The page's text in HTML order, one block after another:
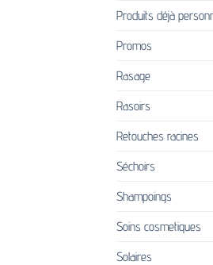
Produits déjà
Promos
Rasage
Rasoirs
Retouches racines
Séchoirs
Shampoings
Soins cosmetiques
Solaires